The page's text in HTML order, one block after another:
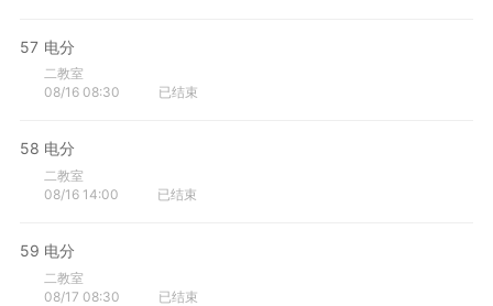
57 电分
二教室
08/16 08:30
已结束
58 电分
二教室
08/16 14:00
已结束
59 电分
二教室
08/17 08:30
已结束